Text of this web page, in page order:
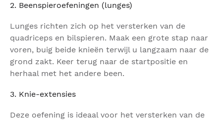
2. Beenspieroefeningen (lunges)
Lunges richten zich op het versterken van de
quadriceps en bilspieren. Maak een grote stap naar
voren, buig beide knieën terwijl u langzaam naar de
grond zakt. Keer terug naar de startpositie en
herhaal met het andere been.
3. Knie-extensies
Deze oefening is ideaal voor het versterken van de